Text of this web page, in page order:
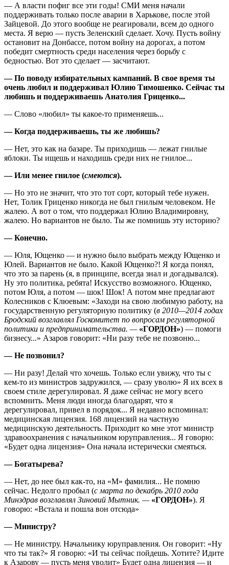
— А власти пофиг все эти годы! СМИ меня начали
поддерживать только после аварии в Харькове, после этой
Зайцевой. До этого вообще не реагировали, всем до одного
места. Я верю — пусть Зеленский сделает. Хочу. Пусть войну
остановит на Донбассе, потом войну на дорогах, а потом
победит смертность среди населения через борьбу с
бедностью. Вот это сделает — засчитают.
— По поводу избирательных кампаний. В свое время ты
очень любил и поддерживал Юлию Тимошенко. Сейчас ты
любишь и поддерживаешь Анатолия Гриценко...
— Слово «любил» ты какое-то применяешь...
— Когда поддерживаешь, ты же любишь?
— Нет, это как на базаре. Ты приходишь — лежат гнилые
яблоки. Ты ищешь и находишь среди них не гнилое...
— Или менее гнилое (смеются).
— Но это не значит, что это тот сорт, который тебе нужен.
Нет, Толик Гриценко никогда не был гнилым человеком. Не
жалею. А вот о том, что поддержал Юлию Владимировну,
жалею. Но вариантов не было. Ты же помнишь эту историю?
— Конечно.
— Юля, Ющенко — и нужно было выбрать между Ющенко и
Юлей. Вариантов не было. Какой Ющенко?! Я когда понял,
что это за парень (я, в принципе, всегда знал и догадывался).
Ну это политика, ребята! Искусство возможного. Ющенко,
потом Юля, а потом — шок! Шок! А потом мне предлагают
Колесников с Клюевым: «Заходи на свою любимую работу, на
государственную регуляторную политику (в 2010—2014 годах
Бродский возглавлял Госкомитет по вопросам регуляторной
политики и предпринимательства. —«ГОРДОН») — помоги
бизнесу...» Азаров говорит: «Ни разу тебе не позвоню...
— Не позвонил?
— Ни разу! Делай что хочешь. Только если увижу, что ты с
кем-то из министров задружился, — сразу уволю» Я их всех в
своем стиле дерегулировал. Я даже сейчас не могу всего
вспомнить. Меня люди иногда благодарят, что я
дерегулировал, привел в порядок... Я недавно вспоминал:
медицинская лицензия. 168 лицензий на частную
медицинскую деятельность. Приходит ко мне этот министр
здравоохранения с начальником юруправления... Я говорю:
«Будет одна лицензия» Она начала истерически смеяться.
— Богатырева?
— Нет, до нее был как-то, на «М» фамилия... Не помню
сейчас. Недолго пробыл (с марта по декабрь 2010 года
Минздрав возглавлял Зиновий Мытник. — «ГОРДОН»). Я
говорю: «Встала и пошла вон отсюда»
— Министру?
— Не министру. Начальнику юруправления. Он говорит: «Ну
что ты так?» Я говорю: «И ты сейчас пойдешь. Хотите? Идите
к Азарову — пусть меня уволит» Будет одна лицензия — и